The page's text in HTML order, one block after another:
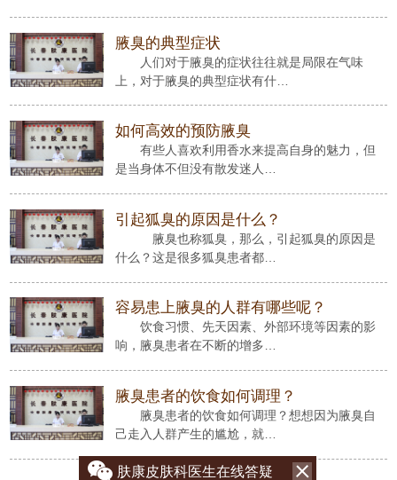
腋臭的典型症状
人们对于腋臭的症状往往就是局限在气味
上，对于腋臭的典型症状有什…
如何高效的预防腋臭
有些人喜欢利用香水来提高自身的魅力，但
是当身体不但没有散发迷人…
引起狐臭的原因是什么？
腋臭也称狐臭，那么，引起狐臭的原因是
什么？这是很多狐臭患者都…
容易患上腋臭的人群有哪些呢？
饮食习惯、先天因素、外部环境等因素的影
响，腋臭患者在不断的增多…
腋臭患者的饮食如何调理？
腋臭患者的饮食如何调理？想想因为腋臭自
己走入人群产生的尴尬，就…
肤康皮肤科医生在线答疑